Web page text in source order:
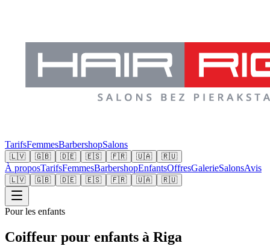
TarifsFemmesBarbershopSalons
🇱🇻 🇬🇧 🇩🇪 🇪🇸 🇫🇷 🇺🇦 🇷🇺
À proposTarifsFemmesBarbershopEnfantsOffresGalerieSalonsAvis
🇱🇻 🇬🇧 🇩🇪 🇪🇸 🇫🇷 🇺🇦 🇷🇺
Pour les enfants
Coiffeur pour enfants à Riga